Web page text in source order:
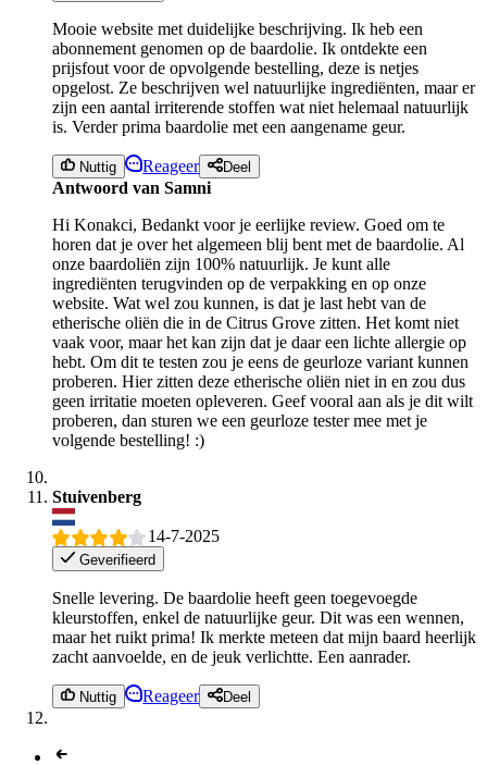
Mooie website met duidelijke beschrijving. Ik heb een
abonnement genomen op de baardolie. Ik ontdekte een
prijsfout voor de opvolgende bestelling, deze is netjes
opgelost. Ze beschrijven wel natuurlijke ingrediënten, maar er
zijn een aantal irriterende stoffen wat niet helemaal natuurlijk
is. Verder prima baardolie met een aangename geur.
Nuttig Reageer Deel
Antwoord van Samni
Hi Konakci, Bedankt voor je eerlijke review. Goed om te
horen dat je over het algemeen blij bent met de baardolie. Al
onze baardoliën zijn 100% natuurlijk. Je kunt alle
ingrediënten terugvinden op de verpakking en op onze
website. Wat wel zou kunnen, is dat je last hebt van de
etherische oliën die in de Citrus Grove zitten. Het komt niet
vaak voor, maar het kan zijn dat je daar een lichte allergie op
hebt. Om dit te testen zou je eens de geurloze variant kunnen
proberen. Hier zitten deze etherische oliën niet in en zou dus
geen irritatie moeten opleveren. Geef vooral aan als je dit wilt
proberen, dan sturen we een geurloze tester mee met je
volgende bestelling! :)
Stuivenberg
14-7-2025
Geverifieerd
Snelle levering. De baardolie heeft geen toegevoegde
kleurstoffen, enkel de natuurlijke geur. Dit was een wennen,
maar het ruikt prima! Ik merkte meteen dat mijn baard heerlijk
zacht aanvoelde, en de jeuk verlichtte. Een aanrader.
Nuttig Reageer Deel